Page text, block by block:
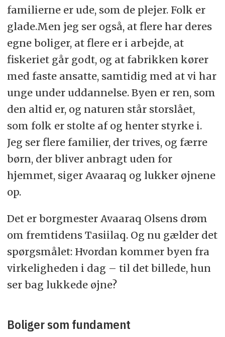
familierne er ude, som de plejer. Folk er
glade.Men jeg ser også, at flere har deres
egne boliger, at flere er i arbejde, at
fiskeriet går godt, og at fabrikken kører
med faste ansatte, samtidig med at vi har
unge under uddannelse. Byen er ren, som
den altid er, og naturen står storslået,
som folk er stolte af og henter styrke i.
Jeg ser flere familier, der trives, og færre
børn, der bliver anbragt uden for
hjemmet, siger Avaaraq og lukker øjnene
op.
Det er borgmester Avaaraq Olsens drøm
om fremtidens Tasiilaq. Og nu gælder det
spørgsmålet: Hvordan kommer byen fra
virkeligheden i dag – til det billede, hun
ser bag lukkede øjne?
Boliger som fundament